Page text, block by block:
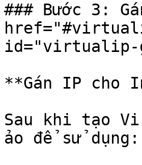
### Bước 3:
id="virtualip-
**Gán IP cho
Sau khi tạo
ảo để sử dụng: